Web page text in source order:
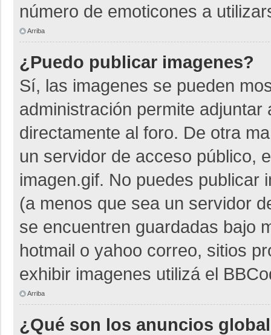
número de emoticones a
Arriba
¿Puedo publicar imagenes?
Sí, las imagenes se pueden
administración permite
directamente al foro. De otra
un servidor de acceso público,
imagen.gif. No puedes publicar
(a menos que sea un servidor
se encuentren guardadas bajo
hotmail o yahoo correo, sitios
exhibir imagenes utilizá el
Arriba
¿Qué son los anuncios